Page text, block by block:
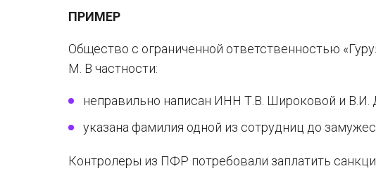
ПРИМЕР
Общество с ограниченной ответственностью
М. В частности:
неправильно написан ИНН Т.В. Широковой и В.И.
указана фамилия одной из сотрудниц до
Контролеры из ПФР потребовали заплатить